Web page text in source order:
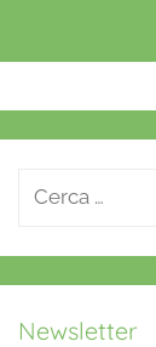
Ricerca
Newsletter